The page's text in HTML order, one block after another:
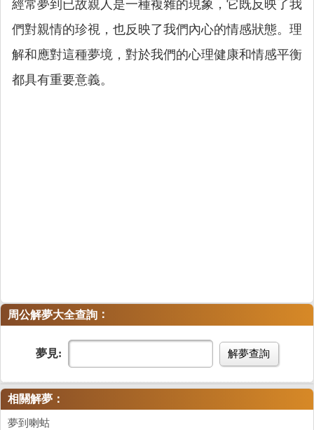
經常夢到已故親人是一種複雜的現象，它既反映了我
們對親情的珍視，也反映了我們內心的情感狀態。理
解和應對這種夢境，對於我們的心理健康和情感平衡
都具有重要意義。
周公解夢大全查詢 ：
夢見: 解夢查詢
相關解夢：
夢到喇蛄